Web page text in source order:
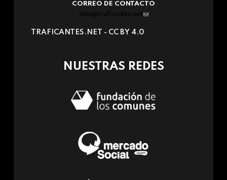
CORREO DE CONTACTO
info@traficantes.net (link
e-
TRAFICANTES.NET - CC BY 4.0
NUESTRAS REDES